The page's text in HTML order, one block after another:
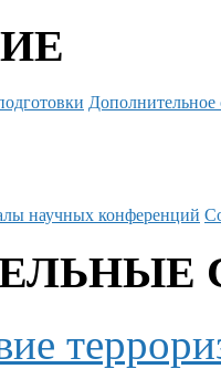
Дополнительное
научных конференций